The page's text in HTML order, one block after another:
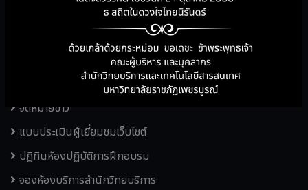
บริการคู่มือสำนักวิทยบริการ
ฐานข้อมูลออนไลน์ และหนังสืออิเล็กทรอนิกส์
แผนผังอาคารสำนักวิทยบริการฯ
KM สำนักวิทยบริการฯ
จดหมายข่าว
แบบประเมินผู้เยี่ยมชมเว็บไซต์
ปฏิทินห้องปฏิบัติการฝึกอบรม
จองห้องบริการสำนักวิทยบริการ